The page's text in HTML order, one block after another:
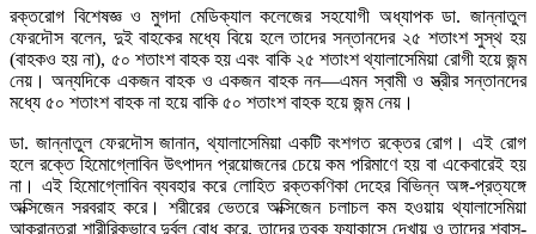
রক্তরোগ বিশেষজ্ঞ ও মুগদা মেডিক্যাল কলেজের সহযোগী অধ্যাপক ডা. জান্নাতুল
ফেরদৌস বলেন, দুই বাহকের মধ্যে বিয়ে হলে তাদের সন্তানদের ২৫ শতাংশ সুস্থ হয়
(বাহকও হয় না), ৫০ শতাংশ বাহক হয় এবং বাকি ২৫ শতাংশ থ্যালাসেমিয়া রোগী হয়ে জন্ম
নেয়। অন্যদিকে একজন বাহক ও একজন বাহক নন—এমন স্বামী ও স্ত্রীর সন্তানদের
মধ্যে ৫০ শতাংশ বাহক না হয়ে বাকি ৫০ শতাংশ বাহক হয়ে জন্ম নেয়।
ডা. জান্নাতুল ফেরদৌস জানান, থ্যালাসেমিয়া একটি বংশগত রক্তের রোগ। এই রোগ
হলে রক্তে হিমোগ্লোবিন উৎপাদন প্রয়োজনের চেয়ে কম পরিমাণে হয় বা একেবারেই হয়
না। এই হিমোগ্লোবিন ব্যবহার করে লোহিত রক্তকণিকা দেহের বিভিন্ন অঙ্গ-প্রত্যঙ্গে
অক্সিজেন সরবরাহ করে। শরীরের ভেতরে অক্সিজেন চলাচল কম হওয়ায় থ্যালাসেমিয়া
আক্রান্তরা শারীরিকভাবে দুর্বল বোধ করে, তাদের ত্বক ফ্যাকাসে দেখায় ও তাদের শ্বাস-